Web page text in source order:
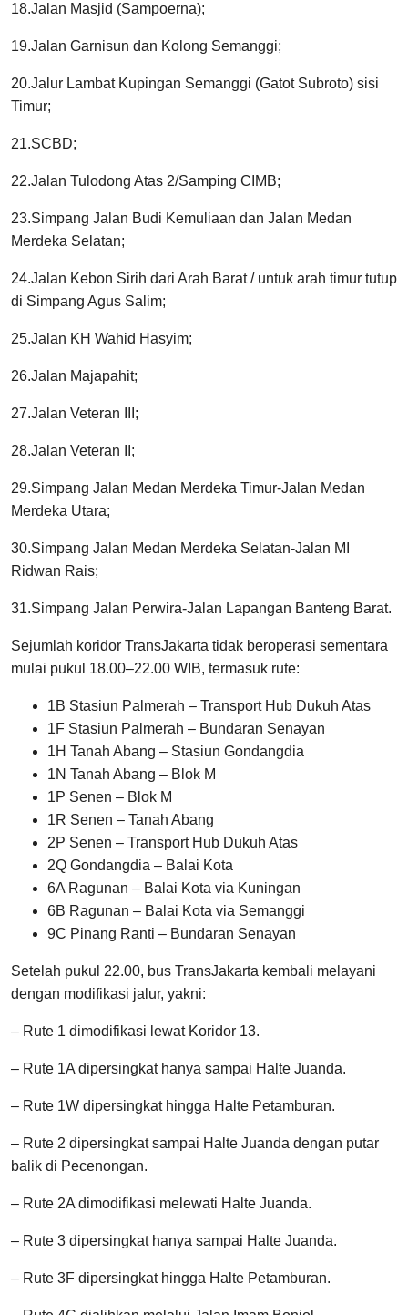
18.Jalan Masjid (Sampoerna);
19.Jalan Garnisun dan Kolong Semanggi;
20.Jalur Lambat Kupingan Semanggi (Gatot Subroto) sisi
Timur;
21.SCBD;
22.Jalan Tulodong Atas 2/Samping CIMB;
23.Simpang Jalan Budi Kemuliaan dan Jalan Medan
Merdeka Selatan;
24.Jalan Kebon Sirih dari Arah Barat / untuk arah timur tutup
di Simpang Agus Salim;
25.Jalan KH Wahid Hasyim;
26.Jalan Majapahit;
27.Jalan Veteran III;
28.Jalan Veteran II;
29.Simpang Jalan Medan Merdeka Timur-Jalan Medan
Merdeka Utara;
30.Simpang Jalan Medan Merdeka Selatan-Jalan MI
Ridwan Rais;
31.Simpang Jalan Perwira-Jalan Lapangan Banteng Barat.
Sejumlah koridor TransJakarta tidak beroperasi sementara
mulai pukul 18.00–22.00 WIB, termasuk rute:
1B Stasiun Palmerah – Transport Hub Dukuh Atas
1F Stasiun Palmerah – Bundaran Senayan
1H Tanah Abang – Stasiun Gondangdia
1N Tanah Abang – Blok M
1P Senen – Blok M
1R Senen – Tanah Abang
2P Senen – Transport Hub Dukuh Atas
2Q Gondangdia – Balai Kota
6A Ragunan – Balai Kota via Kuningan
6B Ragunan – Balai Kota via Semanggi
9C Pinang Ranti – Bundaran Senayan
Setelah pukul 22.00, bus TransJakarta kembali melayani
dengan modifikasi jalur, yakni:
– Rute 1 dimodifikasi lewat Koridor 13.
– Rute 1A dipersingkat hanya sampai Halte Juanda.
– Rute 1W dipersingkat hingga Halte Petamburan.
– Rute 2 dipersingkat sampai Halte Juanda dengan putar
balik di Pecenongan.
– Rute 2A dimodifikasi melewati Halte Juanda.
– Rute 3 dipersingkat hanya sampai Halte Juanda.
– Rute 3F dipersingkat hingga Halte Petamburan.